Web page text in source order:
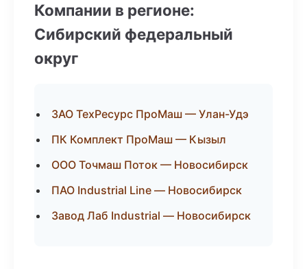
Компании в регионе:
Сибирский федеральный
округ
ЗАО ТехРесурс ПроМаш — Улан-Удэ
ПК Комплект ПроМаш — Кызыл
ООО Точмаш Поток — Новосибирск
ПАО Industrial Line — Новосибирск
Завод Лаб Industrial — Новосибирск